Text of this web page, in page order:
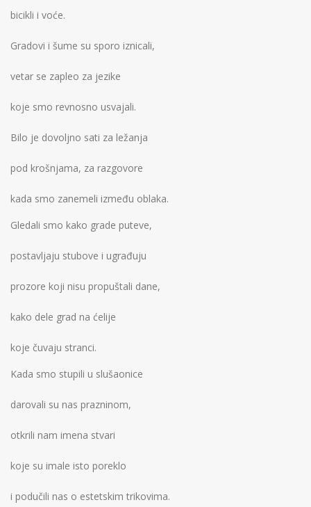
bicikli i voće.
Gradovi i šume su sporo iznicali,
vetar se zapleo za jezike
koje smo revnosno usvajali.
Bilo je dovoljno sati za ležanja
pod krošnjama, za razgovore
kada smo zanemeli između oblaka.
Gledali smo kako grade puteve,
postavljaju stubove i ugrađuju
prozore koji nisu propuštali dane,
kako dele grad na ćelije
koje čuvaju stranci.
Kada smo stupili u slušaonice
darovali su nas prazninom,
otkrili nam imena stvari
koje su imale isto poreklo
i podučili nas o estetskim trikovima.